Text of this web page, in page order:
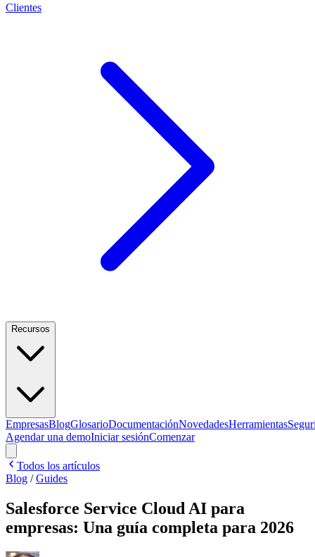
Clientes
Recursos
EmpresasBlogGlosarioDocumentaciónNovedadesHerramientas
Agendar una demoIniciar sesiónComenzar
Todos los artículos
Blog /Guides
Salesforce Service Cloud AI para
empresas: Una guía completa para 2026